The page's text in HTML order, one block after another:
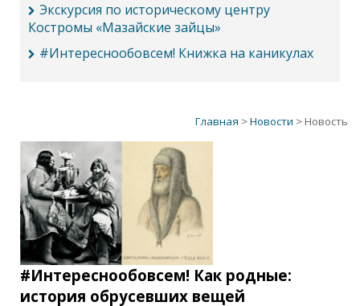
Экскурсия по историческому центру
Костромы «Мазайские зайцы»
#Интереснообовсем! Книжка на каникулах
Главная >Новости > Новость
#Интереснообовсем! Как родные:
история обрусевших вещей